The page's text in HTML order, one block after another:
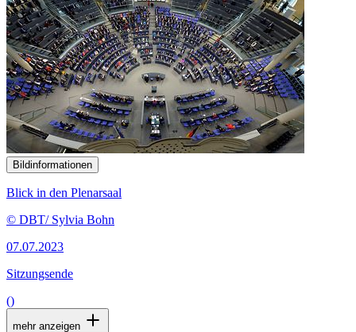
Bildinformationen
Blick in den Plenarsaal
© DBT/ Sylvia Bohn
07.07.2023
Sitzungsende
()
mehr anzeigen